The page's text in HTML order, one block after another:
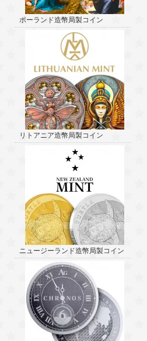
ポーランド造幣局製コイン
リトアニア造幣局製コイン
ニュージーランド造幣局製コイン